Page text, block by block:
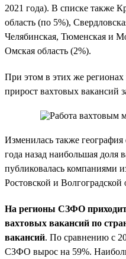
2021 года). В списке также
область (по 5%),
Челябинская, Тюменская и
Омская область (2%).
При этом в этих же
прирост вахтовых вакансий
Изменилась также география
года назад наибольшая доля
публиковалась компаниями
Ростовской и Волгоградской
На регионы СЗФО
вахтовых вакансий по
вакансий. По сравнению с
СЗФО вырос на 59%.